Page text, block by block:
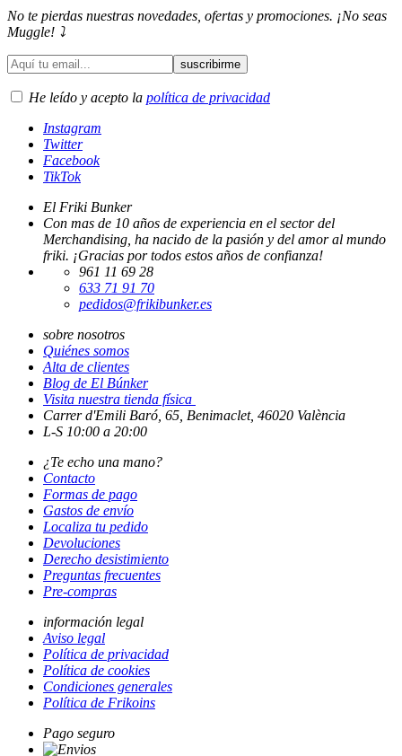
No te pierdas nuestras novedades, ofertas y promociones. ¡No seas
Muggle! ⤵️
He leído y acepto la política de privacidad
Instagram
Twitter
Facebook
TikTok
El Friki Bunker
Con mas de 10 años de experiencia en el sector del
Merchandising, ha nacido de la pasión y del amor al mundo
friki. ¡Gracias por todos estos años de confianza!
961 11 69 28
633 71 91 70
pedidos@frikibunker.es
sobre nosotros
Quiénes somos
Alta de clientes
Blog de El Búnker
Visita nuestra tienda física
Carrer d'Emili Baró, 65, Benimaclet, 46020 València
L-S 10:00 a 20:00
¿Te echo una mano?
Contacto
Formas de pago
Gastos de envío
Localiza tu pedido
Devoluciones
Derecho desistimiento
Preguntas frecuentes
Pre-compras
información legal
Aviso legal
Política de privacidad
Política de cookies
Condiciones generales
Política de Frikoins
Pago seguro